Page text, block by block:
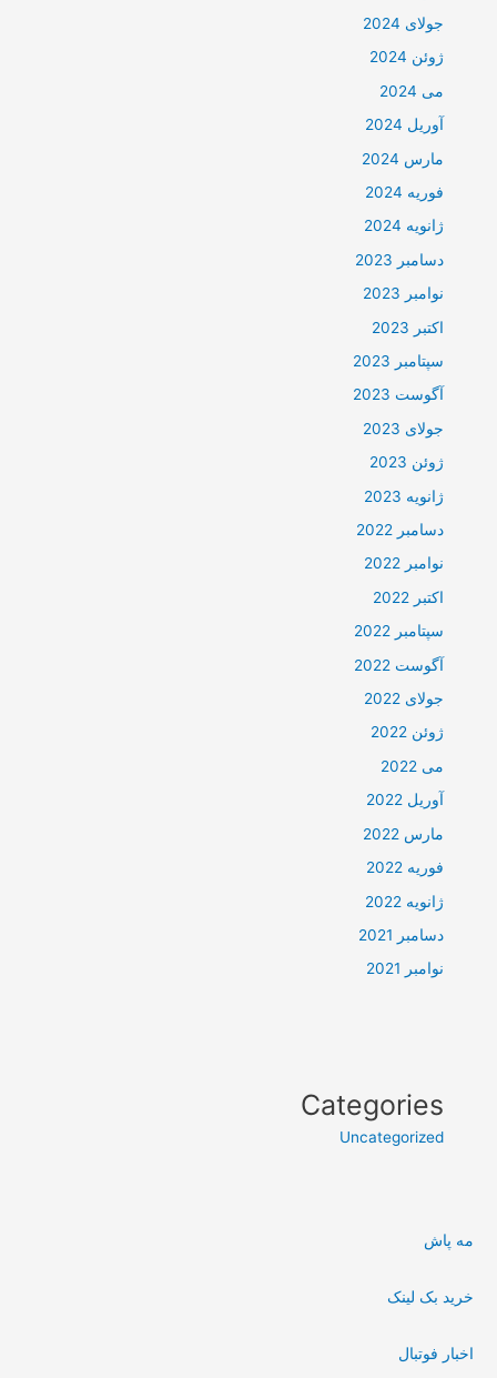
جولای 2024
ژوئن 2024
می 2024
آوریل 2024
مارس 2024
فوریه 2024
ژانویه 2024
دسامبر 2023
نوامبر 2023
اکتبر 2023
سپتامبر 2023
آگوست 2023
جولای 2023
ژوئن 2023
ژانویه 2023
دسامبر 2022
نوامبر 2022
اکتبر 2022
سپتامبر 2022
آگوست 2022
جولای 2022
ژوئن 2022
می 2022
آوریل 2022
مارس 2022
فوریه 2022
ژانویه 2022
دسامبر 2021
نوامبر 2021
Categories
Uncategorized
مه پاش
خرید بک لینک
اخبار فوتبال